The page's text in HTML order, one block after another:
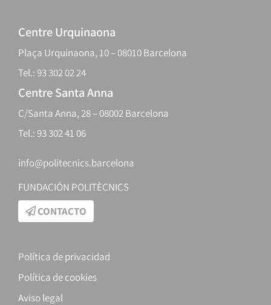
Centre Urquinaona
Plaça Urquinaona, 10 – 08010 Barcelona
Tel.: 93 302 02 24
Centre Santa Anna
C/Santa Anna, 28 – 08002 Barcelona
Tel.: 93 302 41 06
info@politecnics.barcelona
FUNDACIÓN POLITÈCNICS
CONTACTO
Política de privacidad
Política de cookies
Aviso legal